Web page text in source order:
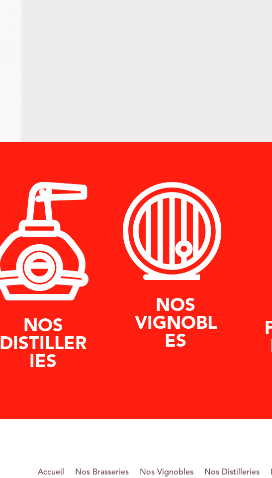
NOS
DISTILLER
IES
NOS
VIGNOBL
ES
Accueil Nos Brasseries Nos Vignobles Nos Distilleries